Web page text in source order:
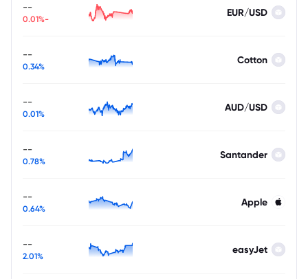
EUR/USD
--
-0.01%
Cotton
--
0.34%
AUD/USD
--
0.01%
Santander
--
0.78%
Apple
--
0.64%
easyJet
--
2.01%